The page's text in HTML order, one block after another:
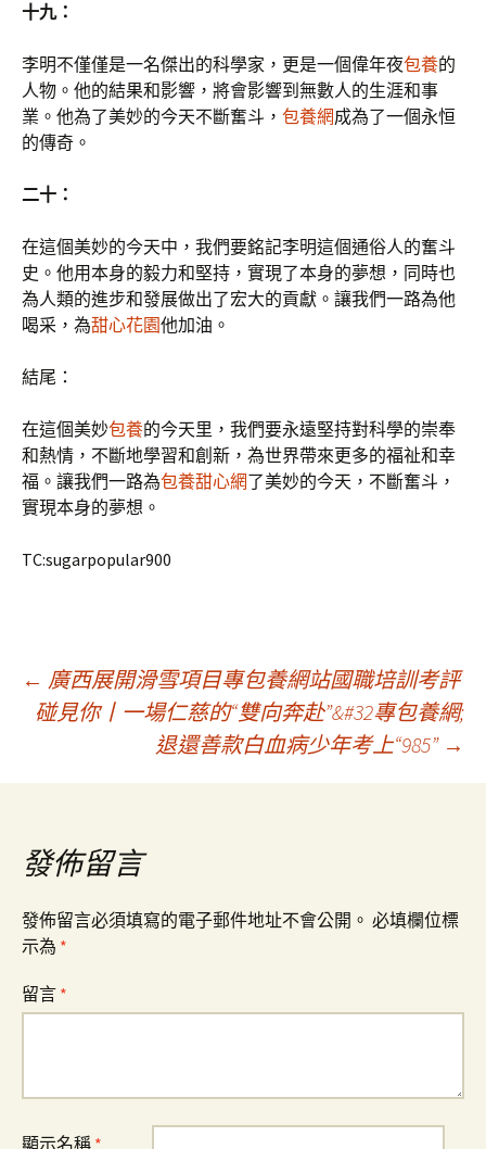
十九：
李明不僅僅是一名傑出的科學家，更是一個偉年夜包養的
人物。他的結果和影響，將會影響到無數人的生涯和事
業。他為了美妙的今天不斷奮斗， 包養網成為了一個永恒
的傳奇。
二十：
在這個美妙的今天中，我們要銘記李明這個通俗人的奮斗
史。他用本身的毅力和堅持，實現了本身的夢想，同時也
為人類的進步和發展做出了宏大的貢獻。讓我們一路為他
喝采，為甜心花園他加油。
結尾：
在這個美妙包養的今天里，我們要永遠堅持對科學的崇奉
和熱情，不斷地學習和創新，為世界帶來更多的福祉和幸
福。讓我們一路為包養甜心網了美妙的今天，不斷奮斗，
實現本身的夢想。
TC:sugarpopular900
文
導
覽
← 廣西展開滑雪項目專包養網站國職培訓考評
碰見你丨一場仁慈的“雙向奔赴”&#32專包養網;
退還善款白血病少年考上“985” →
發佈留言
發佈留言必須填寫的電子郵件地址不會公開。 必填欄位標
示為 *
留言 *
顯示名稱 *